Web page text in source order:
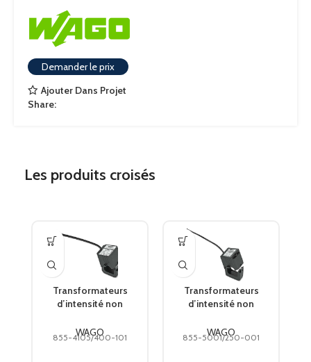
Demander le prix
Ajouter Dans Projet
Share:
Les produits croisés
Transformateurs
d’intensité non
référence primaire
400 A; Courant
WAGO
855-4105/400-101
Transformateurs
d’intensité non
référence primaire 250
A; Courant référence 2
WAGO
855-5001/250-001